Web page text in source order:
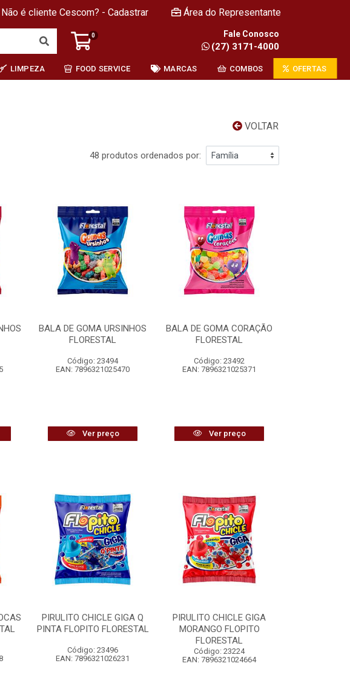
Não é cliente Cescom? - Cadastrar Área do Representante
0 Fale Conosco
(27) 3171-4000
LIMPEZA FOOD SERVICE MARCAS COMBOS OFERTAS
VOLTAR
48 produtos ordenados por:
BALA DE GOMA URSINHOS
FLORESTAL
Código: 23494
EAN: 7896321025470
Ver preço
BALA DE GOMA CORAÇÃO
FLORESTAL
Código: 23492
EAN: 7896321025371
Ver preço
PIRULITO CHICLE GIGA Q
PINTA FLOPITO FLORESTAL
Código: 23496
EAN: 7896321026231
PIRULITO CHICLE GIGA
MORANGO FLOPITO
FLORESTAL
Código: 23224
EAN: 7896321024664